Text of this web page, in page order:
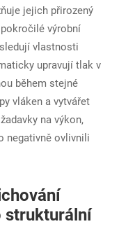
jejich přirozený
výrobní
vlastnosti
upravují tlak v
během stejné
vláken a vytvářet
na výkon,
negativně ovlivnili
strukturální